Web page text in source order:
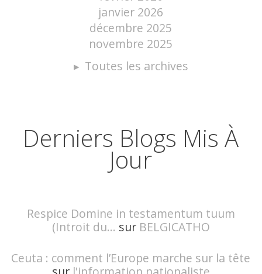
janvier 2026
décembre 2025
novembre 2025
Toutes les archives
Derniers Blogs Mis À
Jour
Respice Domine in testamentum tuum
(Introit du... sur BELGICATHO
Ceuta : comment l’Europe marche sur la tête